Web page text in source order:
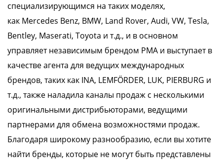
специализирующимся на таких моделях,
как Mercedes Benz, BMW, Land Rover, Audi, VW, Tesla,
Bentley, Maserati, Toyota и т.д., и в основном
управляет независимым брендом PMA и выступает в
качестве агента для ведущих международных
брендов, таких как INA, LEMFÖRDER, LUK, PIERBURG и
т.д., также наладила каналы продаж с несколькими
оригинальными дистрибьюторами, ведущими
партнерами для обмена возможностями продаж.
Благодаря широкому разнообразию, если вы хотите
найти бренды, которые не могут быть представлены